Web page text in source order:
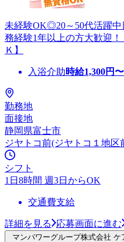
未経験OK◎20～50代活躍
務経験1年以上の方大歓迎
Ｋ】
入浴介助時給1,300円〜
勤務地
面接地
静岡県富士市
ジヤトコ前(ジヤトコ１地
シフト
1日8時間 週3日からOK
交通費支給
詳細を見る 応募画面に進む
マンパワーグループ株式会社